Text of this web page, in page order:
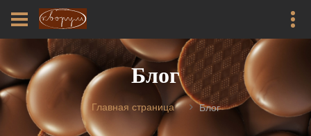
Блог
Главная страница Блог